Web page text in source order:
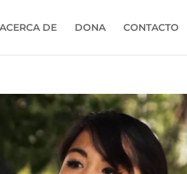
ACERCA DE DONA CONTACTO